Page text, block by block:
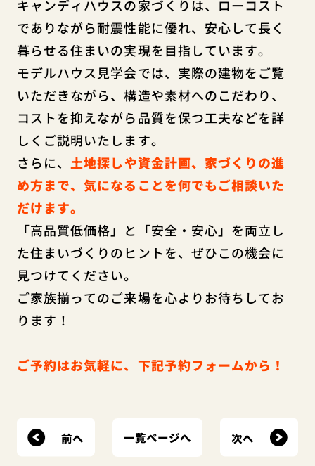
キャンディハウスの家づくりは、ローコスト
でありながら耐震性能に優れ、安心して長く
暮らせる住まいの実現を目指しています。
モデルハウス見学会では、実際の建物をご覧
いただきながら、構造や素材へのこだわり、
コストを抑えながら品質を保つ工夫などを詳
しくご説明いたします。
さらに、土地探しや資金計画、家づくりの進
め方まで、気になることを何でもご相談いた
だけます。
「高品質低価格」と「安全・安心」を両立し
た住まいづくりのヒントを、ぜひこの機会に
見つけてください。
ご家族揃ってのご来場を心よりお待ちしてお
ります！
ご予約はお気軽に、下記予約フォームから！
前へ 一覧ページへ 次へ